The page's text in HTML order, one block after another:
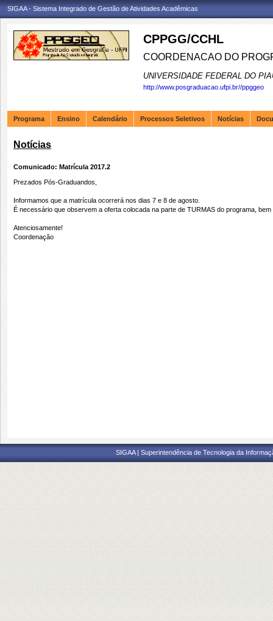
SIGAA - Sistema Integrado de Gestão de Atividades Acadêmicas
CPPGG/CCHL
COORDENACAO DO
UNIVERSIDADE FEDERAL DO
http://www.posgraduacao.ufpi.br//ppggeo
Programa Ensino Calendário Processos Seletivos Notícias
Notícias
Comunicado: Matrícula 2017.2
Prezados Pós-Graduandos,
Informamos que a matrícula ocorrerá nos dias 7 e 8 de agosto.
É necessário que observem a oferta colocada na parte de TURMAS do programa,
Atenciosamente!
Coordenação
SIGAA | Superintendência de Tecnologia da